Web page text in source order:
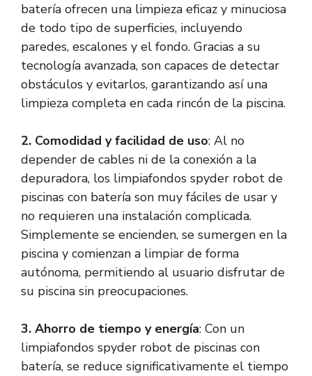
batería ofrecen una limpieza eficaz y minuciosa
de todo tipo de superficies, incluyendo
paredes, escalones y el fondo. Gracias a su
tecnología avanzada, son capaces de detectar
obstáculos y evitarlos, garantizando así una
limpieza completa en cada rincón de la piscina.
2. Comodidad y facilidad de uso: Al no
depender de cables ni de la conexión a la
depuradora, los limpiafondos spyder robot de
piscinas con batería son muy fáciles de usar y
no requieren una instalación complicada.
Simplemente se encienden, se sumergen en la
piscina y comienzan a limpiar de forma
autónoma, permitiendo al usuario disfrutar de
su piscina sin preocupaciones.
3. Ahorro de tiempo y energía: Con un
limpiafondos spyder robot de piscinas con
batería, se reduce significativamente el tiempo